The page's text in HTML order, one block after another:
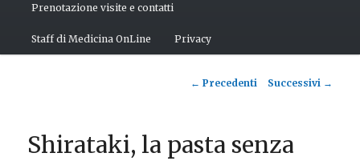
Prenotazione visite e contatti
Staff di Medicina OnLine Privacy
Navigazione
← Precedenti Successivi →
Shirataki, la pasta senza